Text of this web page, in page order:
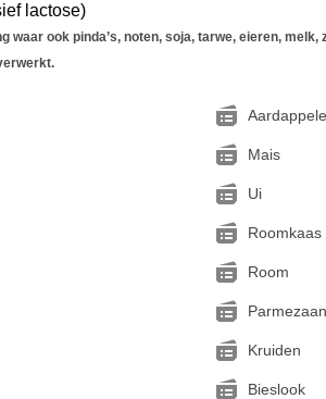
lactose)
waar ook pinda’s, noten, soja, tarwe, eieren,
Mais
Ui
Roomkaas
Room
Kruiden
Bieslook